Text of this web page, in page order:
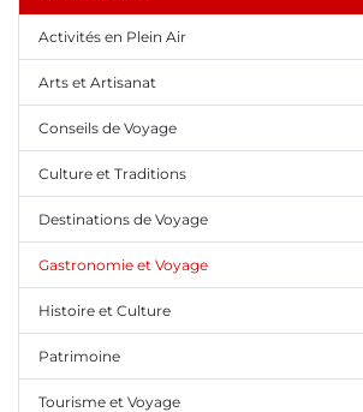
Activités en Plein Air
Arts et Artisanat
Conseils de Voyage
Culture et Traditions
Destinations de Voyage
Gastronomie et Voyage
Histoire et Culture
Patrimoine
Tourisme et Voyage